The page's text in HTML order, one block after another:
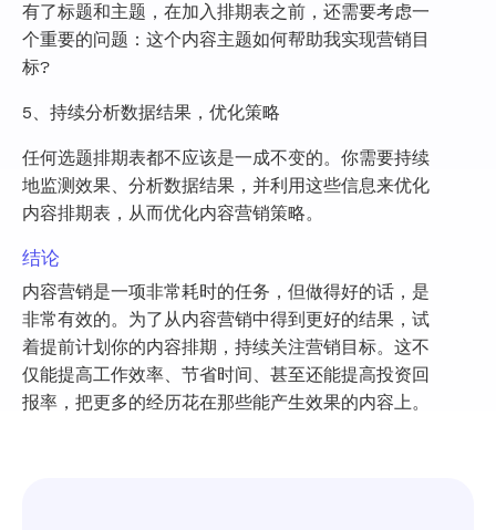
有了标题和主题，在加入排期表之前，还需要考虑一
个重要的问题：这个内容主题如何帮助我实现营销目
标?
5、持续分析数据结果，优化策略
任何选题排期表都不应该是一成不变的。你需要持续
地监测效果、分析数据结果，并利用这些信息来优化
内容排期表，从而优化内容营销策略。
结论
内容营销是一项非常耗时的任务，但做得好的话，是
非常有效的。为了从内容营销中得到更好的结果，试
着提前计划你的内容排期，持续关注营销目标。这不
仅能提高工作效率、节省时间、甚至还能提高投资回
报率，把更多的经历花在那些能产生效果的内容上。